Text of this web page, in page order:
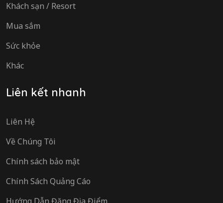
Khách sạn / Resort
Mua sắm
Sức khỏe
Khác
Liên kết nhanh
Liên Hệ
Về Chúng Tôi
Chính sách bảo mật
Chính Sách Quảng Cáo